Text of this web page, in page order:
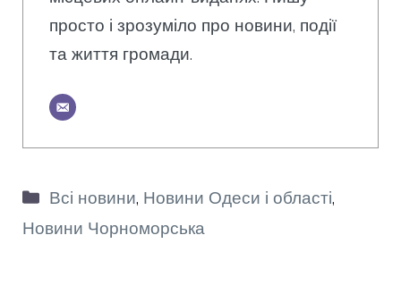
просто і зрозуміло про новини, події
та життя громади.
Категорії
Всі новини, Новини Одеси і області,
Новини Чорноморська